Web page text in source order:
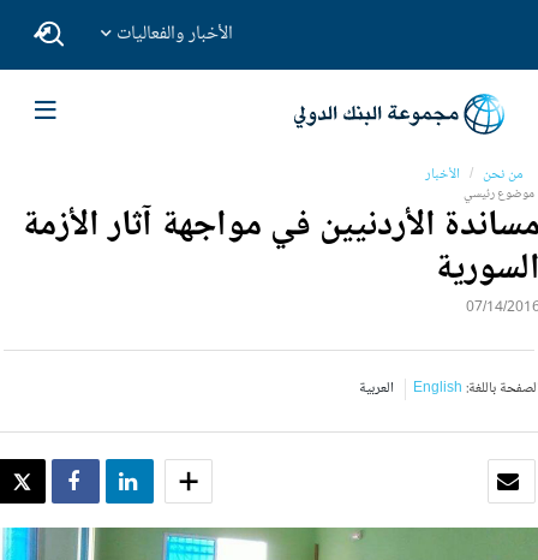
الأخبار والفعاليات
من نحن الأخبار
موضوع رئيسي
الأردنيين في مواجهة آثار الأزمة
07/14/
باللغة:English العربية
SHARE SHARE